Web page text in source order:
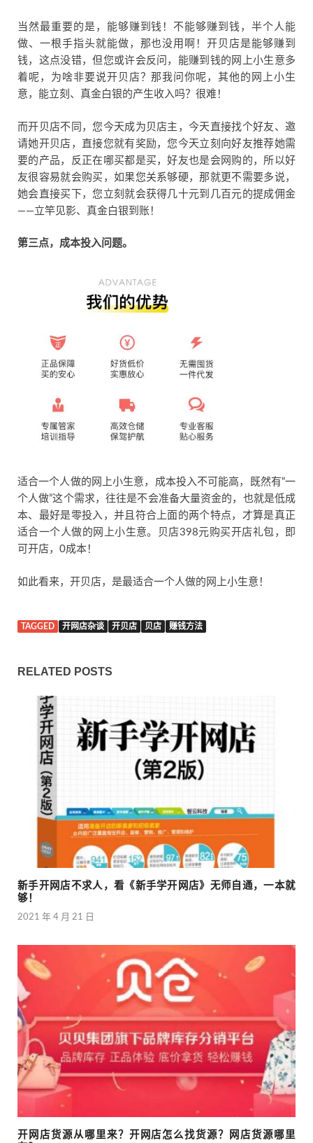
当然最重要的是，能够赚到钱！不能够赚到钱，半个人能
做、一根手指头就能做，那也没用啊！开贝店是能够赚到
钱，这点没错，但您或许会反问，能赚到钱的网上小生意多
着呢，为啥非要说开贝店？那我问你呢，其他的网上小生
意，能立刻、真金白银的产生收入吗？很难！
而开贝店不同，您今天成为贝店主，今天直接找个好友、邀
请她开贝店，直接您就有奖励，您今天立刻向好友推荐她需
要的产品，反正在哪买都是买，好友也是会网购的，所以好
友很容易就会购买，如果您关系够硬，那就更不需要多说，
她会直接买下，您立刻就会获得几十元到几百元的提成佣金
——立竿见影、真金白银到账！
第三点，成本投入问题。
适合一个人做的网上小生意，成本投入不可能高，既然有“一
个人做”这个需求，往往是不会准备大量资金的，也就是低成
本、最好是零投入，并且符合上面的两个特点，才算是真正
适合一个人做的网上小生意。贝店398元购买开店礼包，即
可开店，0成本！
如此看来，开贝店，是最适合一个人做的网上小生意！
TAGGED 开网店杂谈 开贝店 贝店 赚钱方法
RELATED POSTS
新手开网店不求人，看《新手学开网店》无师自通，一本就
够！
2021 年 4 月 21 日
开网店货源从哪里来？开网店怎么找货源？网店货源哪里